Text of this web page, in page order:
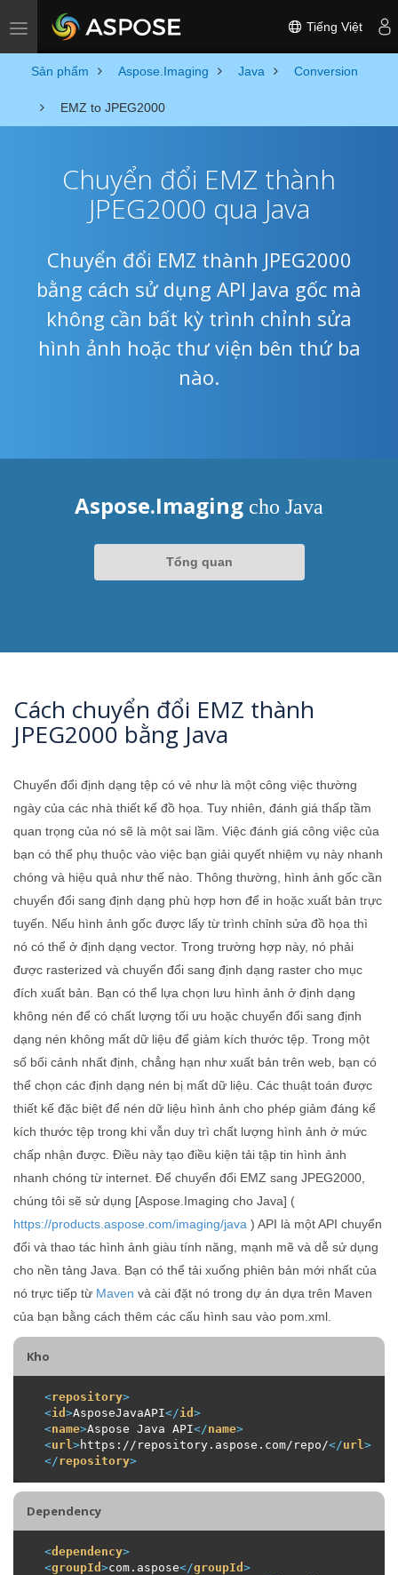
Toggle navigation Tiếng Việt
Sản phẩm Aspose.Imaging Java Conversion
EMZ to JPEG2000
Chuyển đổi EMZ thành
JPEG2000 qua Java
Chuyển đổi EMZ thành JPEG2000
bằng cách sử dụng API Java gốc mà
không cần bất kỳ trình chỉnh sửa
hình ảnh hoặc thư viện bên thứ ba
nào.
Aspose.Imaging cho Java
Tổng quan
Cách chuyển đổi EMZ thành
JPEG2000 bằng Java
Chuyển đổi định dạng tệp có vẻ như là một công việc thường
ngày của các nhà thiết kế đồ họa. Tuy nhiên, đánh giá thấp tầm
quan trọng của nó sẽ là một sai lầm. Việc đánh giá công việc của
bạn có thể phụ thuộc vào việc bạn giải quyết nhiệm vụ này nhanh
chóng và hiệu quả như thế nào. Thông thường, hình ảnh gốc cần
chuyển đổi sang định dạng phù hợp hơn để in hoặc xuất bản trực
tuyến. Nếu hình ảnh gốc được lấy từ trình chỉnh sửa đồ họa thì
nó có thể ở định dạng vector. Trong trường hợp này, nó phải
được rasterized và chuyển đổi sang định dạng raster cho mục
đích xuất bản. Bạn có thể lựa chọn lưu hình ảnh ở định dạng
không nén để có chất lượng tối ưu hoặc chuyển đổi sang định
dạng nén không mất dữ liệu để giảm kích thước tệp. Trong một
số bối cảnh nhất định, chẳng hạn như xuất bản trên web, bạn có
thể chọn các định dạng nén bị mất dữ liệu. Các thuật toán được
thiết kế đặc biệt để nén dữ liệu hình ảnh cho phép giảm đáng kể
kích thước tệp trong khi vẫn duy trì chất lượng hình ảnh ở mức
chấp nhận được. Điều này tạo điều kiện tải tập tin hình ảnh
nhanh chóng từ internet. Để chuyển đổi EMZ sang JPEG2000,
chúng tôi sẽ sử dụng [Aspose.Imaging cho Java] (
https://products.aspose.com/imaging/java ) API là một API chuyển
đổi và thao tác hình ảnh giàu tính năng, mạnh mẽ và dễ sử dụng
cho nền tảng Java. Bạn có thể tải xuống phiên bản mới nhất của
nó trực tiếp từ Maven và cài đặt nó trong dự án dựa trên Maven
của bạn bằng cách thêm các cấu hình sau vào pom.xml.
Kho
<repository>
<id >AsposeJavaAPI</id >
<name>Aspose Java API</name>
<url >https://repository.aspose.com/repo/</url >
</repository>
Dependency
<dependency>
<groupId >com.aspose</groupId >